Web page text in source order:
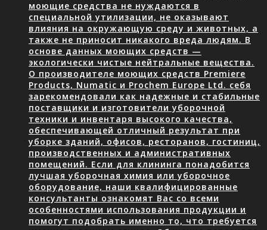
моющие средства не нуждаются в
специальной утилизации, не оказывают
влияния на окружающую среду и животных, а
также не приносит никакого вреда людям. В
основе данных моющих средств —
экологически чистые нейтральные вещества.
О производителе моющих средств Premiere
Products, Numatic и Prochem Europe Ltd. себя
зарекомендовали как надежные и стабильные
поставщики и изготовители уборочной
техники и инвентаря высокого качества,
обеспечивающей отличный результат при
уборке зданий, офисов, ресторанов, гостиниц,
производственных и административных
помещений. Если для клининга понадобится
лучшая уборочная химия или уборочное
оборудование, наши квалифицированные
консультанты ознакомят Вас со всеми
особенностями использования продукции и
помогут подобрать именно то, что требуется